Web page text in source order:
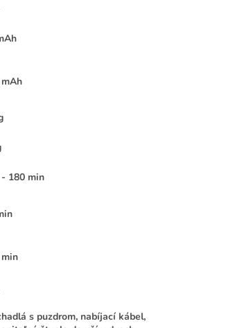
180 min
s puzdrom, nabíjací kábel,